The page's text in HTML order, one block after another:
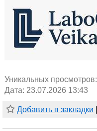
Уникальных просмотров:
Дата: 23.07.2026 13:43
Добавить в закладки